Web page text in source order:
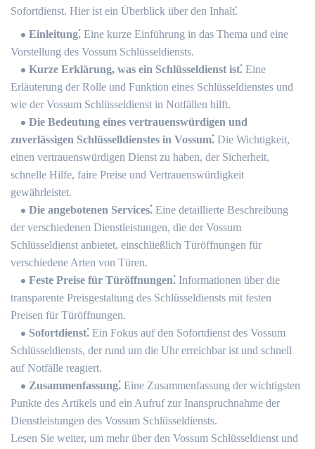
Sofortdienst. Hier ist ein Überblick über den Inhalt⁚
Einleitung⁚ Eine kurze Einführung in das Thema und eine
Vorstellung des Vossum Schlüsseldiensts.
Kurze Erklärung, was ein Schlüsseldienst ist⁚ Eine
Erläuterung der Rolle und Funktion eines Schlüsseldienstes und
wie der Vossum Schlüsseldienst in Notfällen hilft.​
Die Bedeutung eines vertrauenswürdigen und
zuverlässigen Schlüsselldienstes in Vossum⁚ Die Wichtigkeit,
einen vertrauenswürdigen Dienst zu haben, der Sicherheit,
schnelle Hilfe, faire Preise und Vertrauenswürdigkeit
gewährleistet.​
Die angebotenen Services⁚ Eine detaillierte Beschreibung
der verschiedenen Dienstleistungen, die der Vossum
Schlüsseldienst anbietet, einschließlich Türöffnungen für
verschiedene Arten von Türen.​
Feste Preise für Türöffnungen⁚ Informationen über die
transparente Preisgestaltung des Schlüsseldiensts mit festen
Preisen für Türöffnungen.​
Sofortdienst⁚ Ein Fokus auf den Sofortdienst des Vossum
Schlüsseldiensts, der rund um die Uhr erreichbar ist und schnell
auf Notfälle reagiert.
Zusammenfassung⁚ Eine Zusammenfassung der wichtigsten
Punkte des Artikels und ein Aufruf zur Inanspruchnahme der
Dienstleistungen des Vossum Schlüsseldiensts.​
Lesen Sie weiter, um mehr über den Vossum Schlüsseldienst und